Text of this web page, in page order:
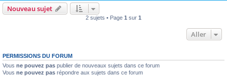
Nouveau sujet
2 sujets • Page 1 sur 1
Aller
PERMISSIONS DU FORUM
Vous ne pouvez pas publier de nouveaux sujets dans ce forum
Vous ne pouvez pas répondre aux sujets dans ce forum